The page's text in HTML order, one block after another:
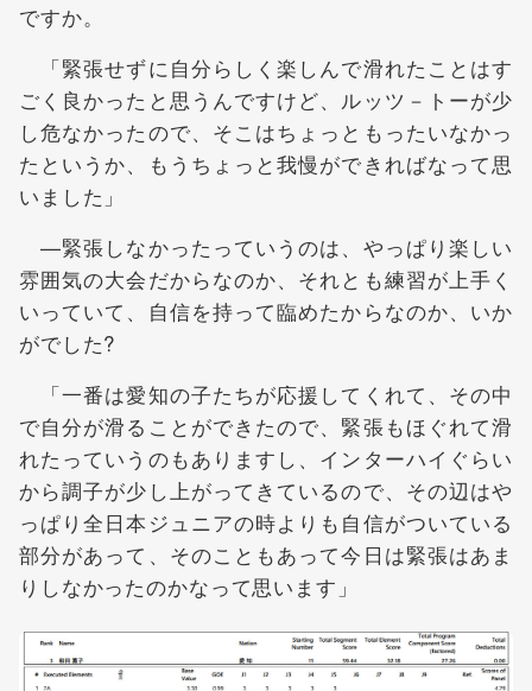
ですか。
「緊張せずに自分らしく楽しんで滑れたことはす
ごく良かったと思うんですけど、ルッツ－トーが少
し危なかったので、そこはちょっともったいなかっ
たというか、もうちょっと我慢ができればなって思
いました」
—緊張しなかったっていうのは、やっぱり楽しい
雰囲気の大会だからなのか、それとも練習が上手く
いっていて、自信を持って臨めたからなのか、いか
がでした?
「一番は愛知の子たちが応援してくれて、その中
で自分が滑ることができたので、緊張もほぐれて滑
れたっていうのもありますし、インターハイぐらい
から調子が少し上がってきているので、その辺はや
っぱり全日本ジュニアの時よりも自信がついている
部分があって、そのこともあって今日は緊張はあま
りしなかったのかなって思います」